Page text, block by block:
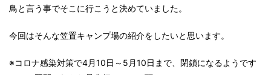
鳥と言う事でそこに行こうと決めていました。
今回はそんな笠置キャンプ場の紹介をしたいと思います。
※コロナ感染対策で4月10日～5月10日まで、閉鎖になるようです